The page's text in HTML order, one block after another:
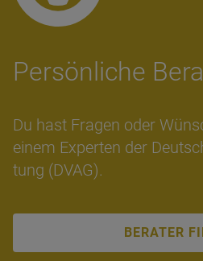
Per­sön­li­che
Du hast Fra­gen oder
einem Ex­per­ten der
tung (DVAG).
BERATER